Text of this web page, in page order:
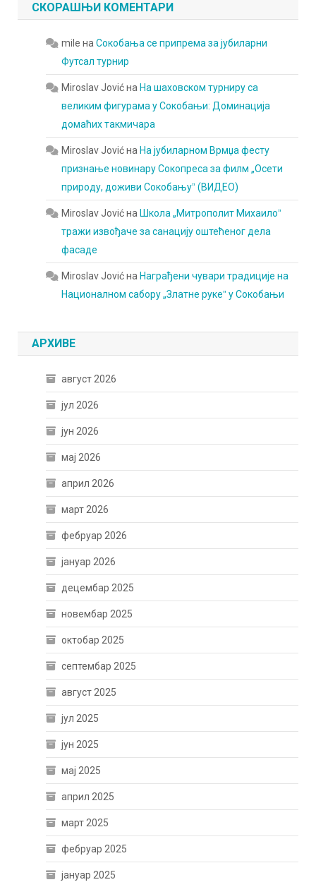
СКОРАШЊИ КОМЕНТАРИ
mile наСокобања се припрема за јубиларни
Футсал турнир
Miroslav Jovićна На шаховском турниру са
великим фигурама у Сокобањи: Доминација
домаћих такмичара
Miroslav Jovićна На јубиларном Врмџа фесту
признање новинару Сокопреса за филм „Осети
природу, доживи Сокобањуˮ (ВИДЕО)
Miroslav Jovićна Школа „Митрополит Михаилоˮ
тражи извођаче за санацију оштећеног дела
фасаде
Miroslav Jovićна Награђени чувари традиције на
Националном сабору „Златне рукеˮ у Сокобањи
АРХИВЕ
август 2026
јул 2026
јун 2026
мај 2026
април 2026
март 2026
фебруар 2026
јануар 2026
децембар 2025
новембар 2025
октобар 2025
септембар 2025
август 2025
јул 2025
јун 2025
мај 2025
април 2025
март 2025
фебруар 2025
јануар 2025